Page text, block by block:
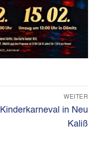
WEITER
Nächster
Kinderkarneval in Neu
Kaliß